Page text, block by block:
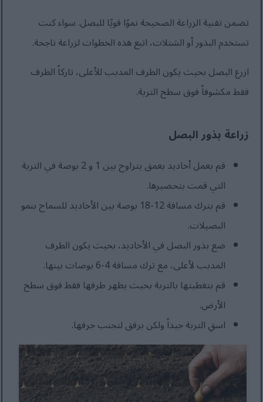
تضمن تقنية الزراعة الصحيحة نموًا قويًا للبصل. سواء كنت
تستخدم البذور أو الشتلات، اتبع هذه الخطوات لزراعة ناجحة.
ازرع البصل بحيث يكون الطرف المدبب للأعلى، تاركاً الطرف
فقط مكشوفاً فوق سطح التربة.
زراعة بذور البصل
قم بعمل أخاديد بعمق يتراوح بين 1 و 2 بوصة في التربة
التي قمت بتحضيرها.
قم بترك مسافة 12-18 بوصة بين الأخاديد للسماح بنمو
البصيلات.
ضع بذور البصل في الأخاديد، بحيث يكون الطرف
المدبب لأعلى، مع ترك مسافة 4-6 بوصات بينها.
قم بتغطيتها بالتربة بحيث يظهر طرفها فقط فوق سطح
الأرض.
اسقِ التربة جيداً ولكن برفق لتجنب جرفها.